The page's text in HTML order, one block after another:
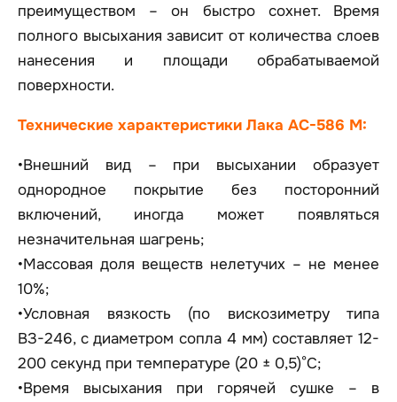
преимуществом – он быстро сохнет. Время
полного высыхания зависит от количества слоев
нанесения и площади обрабатываемой
поверхности.
Технические характеристики Лака АС-586 М:
•Внешний вид – при высыхании образует
однородное покрытие без посторонний
включений, иногда может появляться
незначительная шагрень;
•Массовая доля веществ нелетучих – не менее
10%;
•Условная вязкость (по вискозиметру типа
ВЗ-246, с диаметром сопла 4 мм) составляет 12-
200 секунд при температуре (20 ± 0,5)°С;
•Время высыхания при горячей сушке – в